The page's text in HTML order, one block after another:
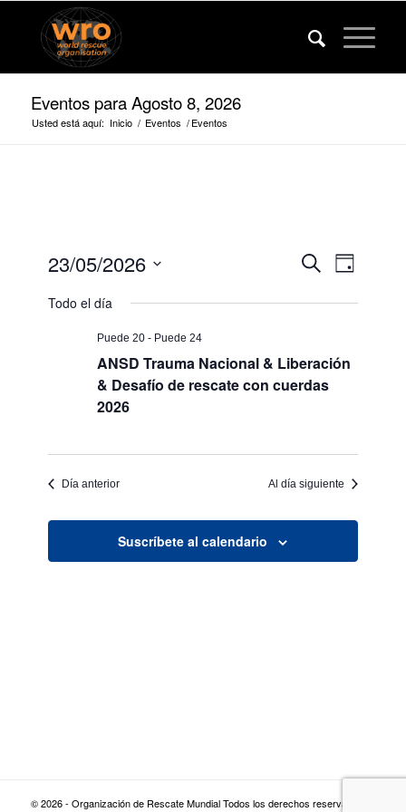
Eventos para Agosto 8, 2026
Usted está aquí: Inicio / Eventos / Eventos
Eventos
de
BuscarEvento
Vistas
de
Día
23/05/2026
de
Todo el día
Puede 20 - Puede 24
ANSD Trauma Nacional & Liberación
& Desafío de rescate con cuerdas
2026
Día anterior Al día siguiente
Suscríbete al calendario
© 2026 - Organización de Rescate Mundial Todos los derechos reservados |